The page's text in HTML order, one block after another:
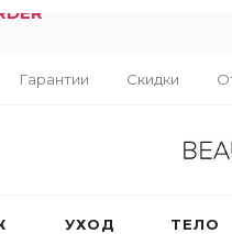
Гарантии Скидки
УХОД ТЕЛО